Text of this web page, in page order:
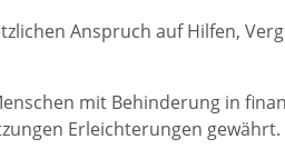
Anspruch auf Hilfen,
mit Behinderung in
Erleichterungen gewährt.